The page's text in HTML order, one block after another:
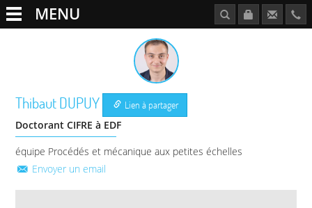
MENU
ThibautDUPUY
Lien à partager
Doctorant CIFRE à EDF
équipe Procédés et mécanique aux petites échelles
Envoyer un email